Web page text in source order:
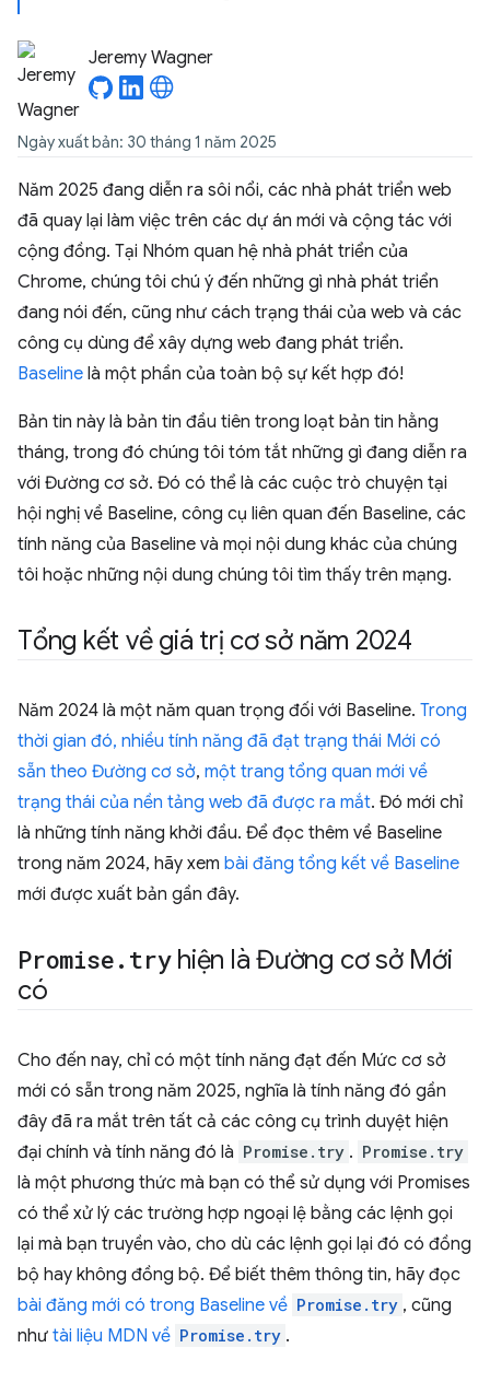
Jeremy Wagner
Ngày xuất bản: 30 tháng 1 năm 2025
Năm 2025 đang diễn ra sôi nổi, các nhà phát triển web
đã quay lại làm việc trên các dự án mới và cộng tác với
cộng đồng. Tại Nhóm quan hệ nhà phát triển của
Chrome, chúng tôi chú ý đến những gì nhà phát triển
đang nói đến, cũng như cách trạng thái của web và các
công cụ dùng để xây dựng web đang phát triển.
Baseline là một phần của toàn bộ sự kết hợp đó!
Bản tin này là bản tin đầu tiên trong loạt bản tin hằng
tháng, trong đó chúng tôi tóm tắt những gì đang diễn ra
với Đường cơ sở. Đó có thể là các cuộc trò chuyện tại
hội nghị về Baseline, công cụ liên quan đến Baseline, các
tính năng của Baseline và mọi nội dung khác của chúng
tôi hoặc những nội dung chúng tôi tìm thấy trên mạng.
Tổng kết về giá trị cơ sở năm 2024
Năm 2024 là một năm quan trọng đối với Baseline. Trong
thời gian đó, nhiều tính năng đã đạt trạng thái Mới có
sẵn theo Đường cơ sở, một trang tổng quan mới về
trạng thái của nền tảng web đã được ra mắt. Đó mới chỉ
là những tính năng khởi đầu. Để đọc thêm về Baseline
trong năm 2024, hãy xem bài đăng tổng kết về Baseline
mới được xuất bản gần đây.
Promise. tryhiện là Đường cơ sở Mới
có
Cho đến nay, chỉ có một tính năng đạt đến Mức cơ sở
mới có sẵn trong năm 2025, nghĩa là tính năng đó gần
đây đã ra mắt trên tất cả các công cụ trình duyệt hiện
đại chính và tính năng đó là Promise.try . Promise.try
là một phương thức mà bạn có thể sử dụng với Promises
có thể xử lý các trường hợp ngoại lệ bằng các lệnh gọi
lại mà bạn truyền vào, cho dù các lệnh gọi lại đó có đồng
bộ hay không đồng bộ. Để biết thêm thông tin, hãy đọc
bài đăng mới có trong Baseline về Promise.try , cũng
như tài liệu MDN về Promise.try .